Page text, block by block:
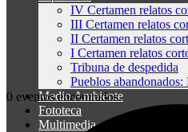
IV Certamen relatos
III Certamen relatos
II Certamen relatos
I Certamen relatos
Tribuna de despedida
Pueblos abandonados:
Medio Ambiente
Fototeca
Multimedia
0 eventos encontrados.